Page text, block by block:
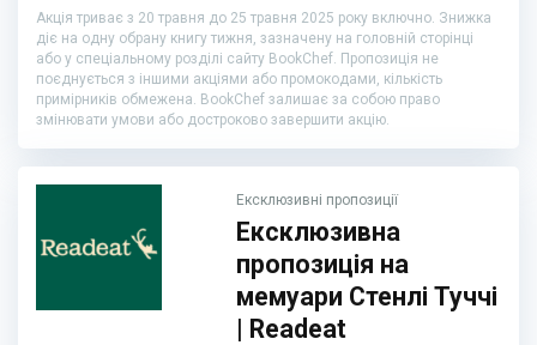
Акція триває з 20 травня до 25 травня 2025 року включно. Знижка
діє на одну обрану книгу тижня, зазначену на головній сторінці
або у спеціальному розділі сайту BookChef. Пропозиція не
поєднується з іншими акціями або промокодами, кількість
примірників обмежена. BookChef залишає за собою право
змінювати умови або достроково завершити акцію.
Ексклюзивні пропозиції
Ексклюзивна
пропозиція на
мемуари Стенлі Туччі
| Readeat